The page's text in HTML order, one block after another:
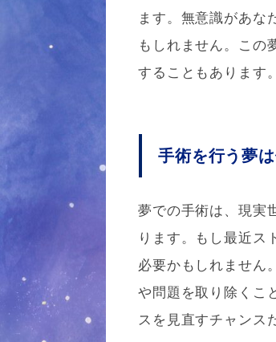
ます。無意識があな
もしれません。この
することもあります。
手術を行う夢
夢での手術は、現実
ります。もし最近ス
必要かもしれません
や問題を取り除くこ
スを見直すチャンス